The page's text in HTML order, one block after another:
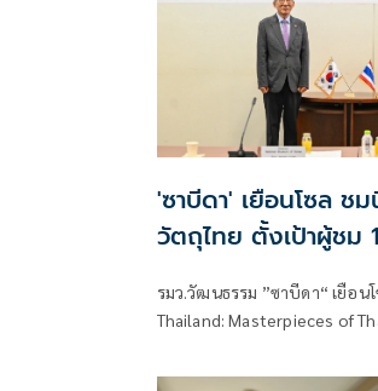
'ซาบีดา' เยือนโซล ช
วัตถุไทย ตั้งเป้าผู้ชม
รมว.วัฒนธรรม ”ซาบีดา“ เยือน
Thailand: Masterpieces of
ท่องเที่ยวให้ความสนใจ ตั้งเป้า